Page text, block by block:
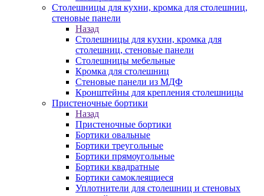
Столешницы для кухни, кромка для столешниц,
стеновые панели
Назад
Столешницы для кухни, кромка для
столешниц, стеновые панели
Столешницы мебельные
Кромка для столешниц
Стеновые панели из МДФ
Кронштейны для крепления столешницы
Пристеночные бортики
Назад
Пристеночные бортики
Бортики овальные
Бортики треугольные
Бортики прямоугольные
Бортики квадратные
Бортики самоклеящиеся
Уплотнители для столешниц и стеновых